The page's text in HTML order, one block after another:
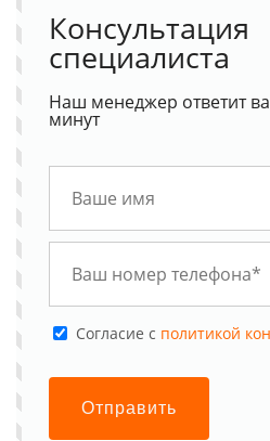
Консультация
специалиста
Наш менеджер ответит
минут
Cогласие с политикой
Отправить